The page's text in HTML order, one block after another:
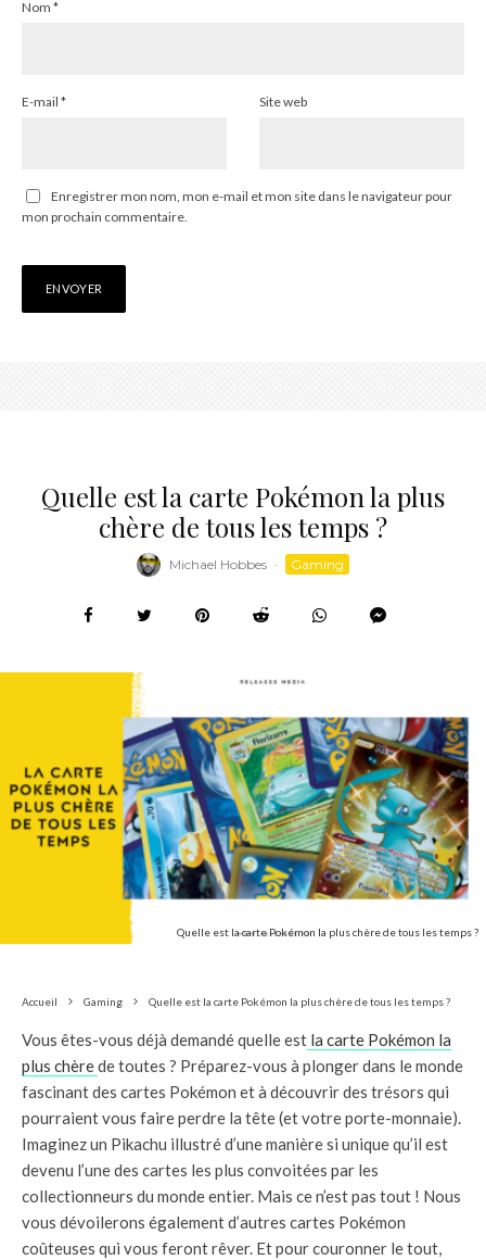
Nom *
E-mail * Site web
Enregistrer mon nom, mon e-mail et mon site dans le navigateur pour
mon prochain commentaire.
Quelle est la carte Pokémon la plus
chère de tous les temps ?
Michael Hobbes · Gaming
Quelle est la carte Pokémon la plus chère de tous les temps ?
Accueil Gaming Quelle est la carte Pokémon la plus chère de tous les temps ?
Vous êtes-vous déjà demandé quelle est la carte Pokémon la
plus chèrede toutes ? Préparez-vous à plonger dans le monde
fascinant des cartes Pokémon et à découvrir des trésors qui
pourraient vous faire perdre la tête (et votre porte-monnaie).
Imaginez un Pikachu illustré d’une manière si unique qu’il est
devenu l’une des cartes les plus convoitées par les
collectionneurs du monde entier. Mais ce n’est pas tout ! Nous
vous dévoilerons également d’autres cartes Pokémon
coûteuses qui vous feront rêver. Et pour couronner le tout,